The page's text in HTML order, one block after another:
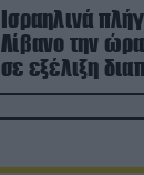
Ισραηλινά
Λίβανο την
σε εξέλιξη
στην Ρώμη